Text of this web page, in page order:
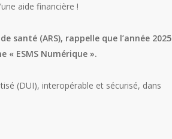
aide financière !
santé (ARS), rappelle que l’année 2025
« ESMS Numérique ».
(DUI), interopérable et sécurisé, dans